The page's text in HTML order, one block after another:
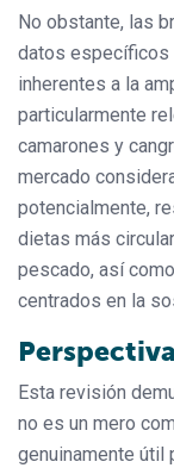
No obstante, las
datos
inherentes a la
particularmente
camarones y
mercado
potencialmente,
dietas más
pescado, así
centrados en la
Esta revisión
no es un mero
genuinamente útil